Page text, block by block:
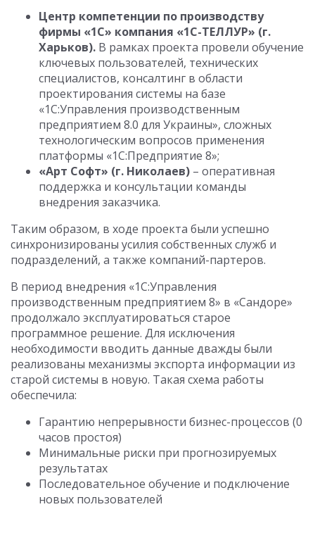
Центр компетенции по производству
фирмы «1С» компания «1С-ТЕЛЛУР» (г.
Харьков). В рамках проекта провели обучение
ключевых пользователей, технических
специалистов, консалтинг в области
проектирования системы на базе
«1С:Управления производственным
предприятием 8.0 для Украины», сложных
технологическим вопросов применения
платформы «1С:Предприятие 8»;
«Арт Софт» (г. Николаев) – оперативная
поддержка и консультации команды
внедрения заказчика.
Таким образом, в ходе проекта были успешно
синхронизированы усилия собственных служб и
подразделений, а также компаний-партеров.
В период внедрения «1С:Управления
производственным предприятием 8» в «Сандоре»
продолжало эксплуатироваться старое
программное решение. Для исключения
необходимости вводить данные дважды были
реализованы механизмы экспорта информации из
старой системы в новую. Такая схема работы
обеспечила:
Гарантию непрерывности бизнес-процессов (0
часов простоя)
Минимальные риски при прогнозируемых
результатах
Последовательное обучение и подключение
новых пользователей